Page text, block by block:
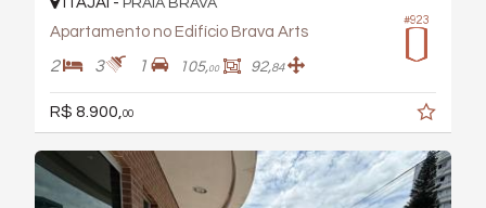
#923
PRAIA BRAVA
Apartamento no Edifício Brava Arts
2 3 1 105,00 92,84
R$ 8.900, 00